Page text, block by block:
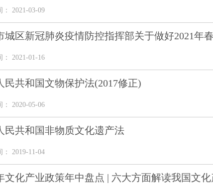
： 2021-03-09
城区新冠肺炎疫情防控指挥部关于做好2021年
： 2021-01-16
民共和国文物保护法(2017修正)
： 2020-05-06
民共和国非物质文化遗产法
： 2019-11-04
文化产业政策年中盘点 | 六大方面解读我国文化